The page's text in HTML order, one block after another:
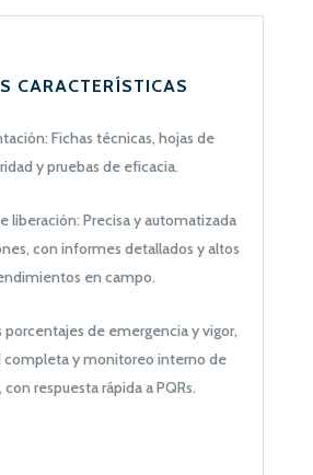
CARACTERÍSTICAS
Fichas técnicas, hojas de
y pruebas de eficacia.
liberación: Precisa y automatizada
con informes detallados y altos
en campo.
porcentajes de emergencia y vigor,
completa y monitoreo interno de
con respuesta rápida a PQRs.